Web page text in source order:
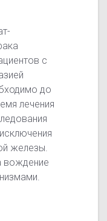
с
до
лечения
железы.
вождение